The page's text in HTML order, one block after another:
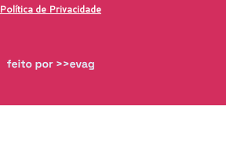
Política de Privacidade